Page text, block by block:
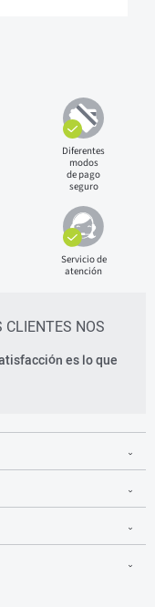
Diferentes
modos
de pago
seguro
Servicio de
atención
CLIENTES NOS
es lo que